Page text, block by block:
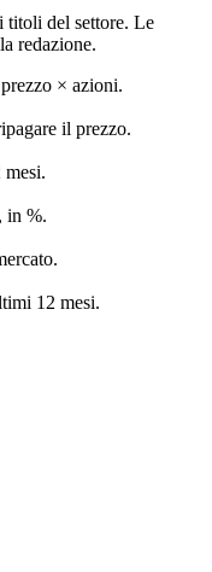
titoli del settore. Le
redazione.
× azioni.
il prezzo.
in %.
12 mesi.